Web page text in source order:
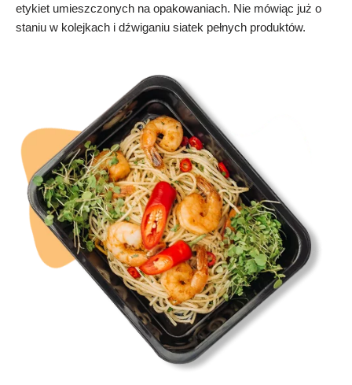
etykiet umieszczonych na opakowaniach. Nie mówiąc już o
staniu w kolejkach i dźwiganiu siatek pełnych produktów.